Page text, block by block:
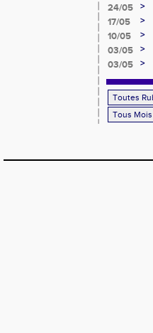
24/05
>
17/05 >
10/05 >
03/05
>
03/05
>